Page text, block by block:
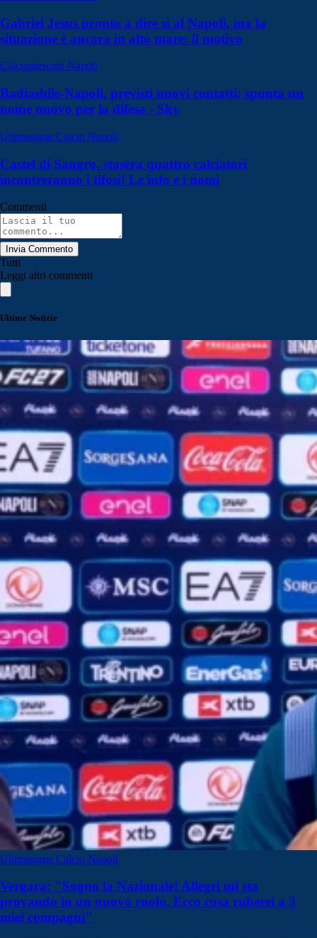
Gabriel Jesus pronto a dire sì al Napoli, ma la
situazione è ancora in alto mare: il motivo
Calciomercato Napoli
Badiashile-Napoli, previsti nuovi contatti: spunta un
nome nuovo per la difesa - Sky
Ultimissime Calcio Napoli
Castel di Sangro, stasera quattro calciatori
incontreranno i tifosi! Le info e i nomi
Commenti
Invia Commento
Tutti
Leggi altri commenti
Ultime Notizie
Ultimissime Calcio Napoli
Vergara: "Sogno la Nazionale! Allegri mi sta
provando in un nuovo ruolo. Ecco cosa ruberei a 3
miei compagni"